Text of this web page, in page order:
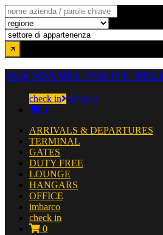
AGENDA DEL VOLO E
check in imbarco
0
ARRIVALS & DEPARTURES
TERMINAL
GATES
DUTY FREE
LOUNGE
HANGARS
OFFICE
imbarco
check in
0